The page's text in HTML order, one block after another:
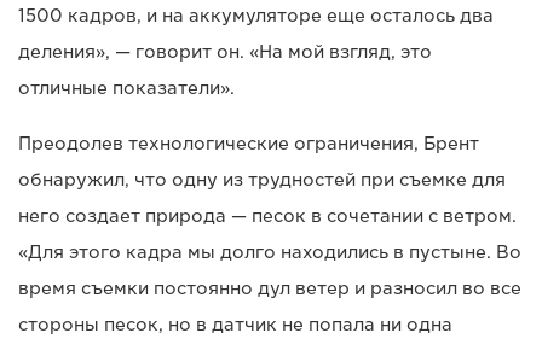
1500 кадров, и на аккумуляторе еще осталось два
деления», — говорит он. «На мой взгляд, это
отличные показатели».
Преодолев технологические ограничения, Брент
обнаружил, что одну из трудностей при съемке для
него создает природа — песок в сочетании с ветром.
«Для этого кадра мы долго находились в пустыне. Во
время съемки постоянно дул ветер и разносил во все
стороны песок, но в датчик не попала ни одна